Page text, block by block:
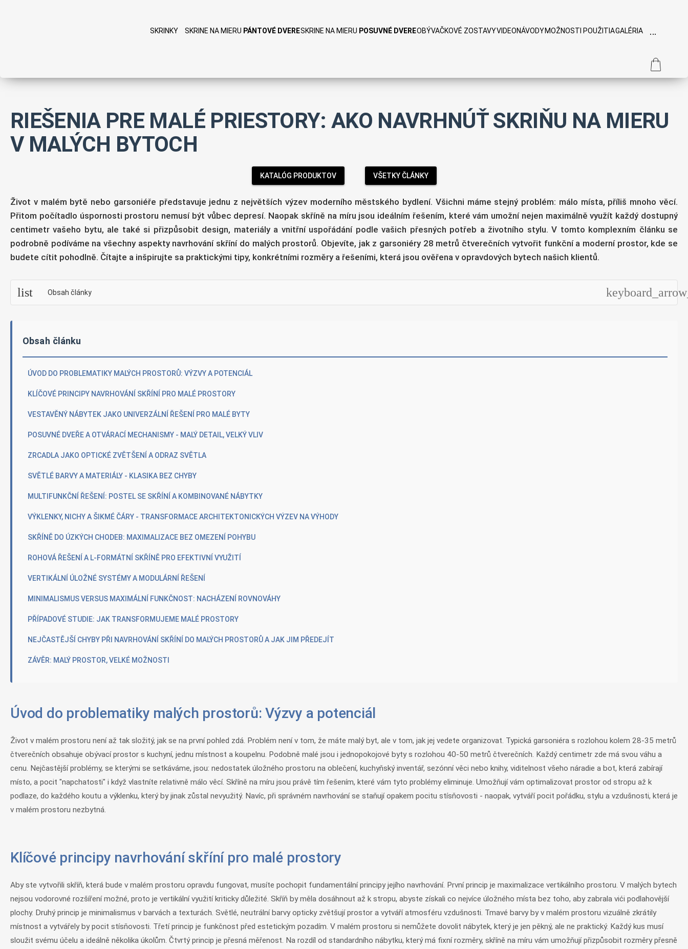
SKRINKY SKRINE NA MIERU PÁNTOVÉ DVERESKRINE NA MIERU POSUVNÉ DVEREOBÝVAČKOVÉ ZOSTAVYVIDEONÁVODYMOŽNOSTI POUŽITIAGALÉRIA …
RIEŠENIA PRE MALÉ PRIESTORY: AKO NAVRHNÚŤ SKRIŇU NA MIERU
V MALÝCH BYTOCH
KATALÓG PRODUKTOV VŠETKY ČLÁNKY
Život v malém bytě nebo garsoniéře představuje jednu z největších výzev moderního městského bydlení. Všichni máme stejný problém: málo místa, příliš mnoho věcí.
Přitom počítadlo úspornosti prostoru nemusí být vůbec depresí. Naopak skříně na míru jsou ideálním řešením, které vám umožní nejen maximálně využít každý dostupný
centimetr vašeho bytu, ale také si přizpůsobit design, materiály a vnitřní uspořádání podle vašich přesných potřeb a životního stylu. V tomto komplexním článku se
podrobně podíváme na všechny aspekty navrhování skříní do malých prostorů. Objevíte, jak z garsoniéry 28 metrů čtverečních vytvořit funkční a moderní prostor, kde se
budete cítit pohodlně. Čítajte a inšpirujte sa praktickými tipy, konkrétními rozměry a řešeními, která jsou ověřena v opravdových bytech našich klientů.
list Obsah články
Obsah článku
ÚVOD DO PROBLEMATIKY MALÝCH PROSTORŮ: VÝZVY A POTENCIÁL
KLÍČOVÉ PRINCIPY NAVRHOVÁNÍ SKŘÍNÍ PRO MALÉ PROSTORY
VESTAVĚNÝ NÁBYTEK JAKO UNIVERZÁLNÍ ŘEŠENÍ PRO MALÉ BYTY
POSUVNÉ DVEŘE A OTVÁRACÍ MECHANISMY - MALÝ DETAIL, VELKÝ VLIV
ZRCADLA JAKO OPTICKÉ ZVĚTŠENÍ A ODRAZ SVĚTLA
SVĚTLÉ BARVY A MATERIÁLY - KLASIKA BEZ CHYBY
MULTIFUNKČNÍ ŘEŠENÍ: POSTEL SE SKŘÍNÍ A KOMBINOVANÉ NÁBYTKY
VÝKLENKY, NICHY A ŠIKMÉ ČÁRY - TRANSFORMACE ARCHITEKTONICKÝCH VÝZEV NA VÝHODY
SKŘÍNĚ DO ÚZKÝCH CHODEB: MAXIMALIZACE BEZ OMEZENÍ POHYBU
ROHOVÁ ŘEŠENÍ A L-FORMÁTNÍ SKŘÍNĚ PRO EFEKTIVNÍ VYUŽITÍ
VERTIKÁLNÍ ÚLOŽNÉ SYSTÉMY A MODULÁRNÍ ŘEŠENÍ
MINIMALISMUS VERSUS MAXIMÁLNÍ FUNKČNOST: NACHÁZENÍ ROVNOVÁHY
PŘÍPADOVÉ STUDIE: JAK TRANSFORMUJEME MALÉ PROSTORY
NEJČASTĚJŠÍ CHYBY PŘI NAVRHOVÁNÍ SKŘÍNÍ DO MALÝCH PROSTORŮ A JAK JIM PŘEDEJÍT
ZÁVĚR: MALÝ PROSTOR, VELKÉ MOŽNOSTI
Úvod do problematiky malých prostorů: Výzvy a potenciál
Život v malém prostoru není až tak složitý, jak se na první pohled zdá. Problém není v tom, že máte malý byt, ale v tom, jak jej vedete organizovat. Typická garsoniéra s rozlohou kolem 28-35 metrů
čtverečních obsahuje obývací prostor s kuchyní, jednu místnost a koupelnu. Podobně malé jsou i jednopokojové byty s rozlohou 40-50 metrů čtverečních. Každý centimetr zde má svou váhu a
cenu. Nejčastější problémy, se kterými se setkáváme, jsou: nedostatek úložného prostoru na oblečení, kuchyňský inventář, sezónní věci nebo knihy, viditelnost všeho náradie a bot, která zabírají
místo, a pocit "napchatosti" i když vlastníte relativně málo věcí. Skříně na míru jsou právě tím řešením, které vám tyto problémy eliminuje. Umožňují vám optimalizovat prostor od stropu až k
podlaze, do každého koutu a výklenku, který by jinak zůstal nevyužitý. Navíc, při správném navrhování se staňují opakem pocitu stísňovosti - naopak, vytváří pocit pořádku, stylu a vzdušnosti, která je
v malém prostoru nezbytná.
Klíčové principy navrhování skříní pro malé prostory
Aby ste vytvořili skříň, která bude v malém prostoru opravdu fungovat, musíte pochopit fundamentální principy jejího navrhování. První princip je maximalizace vertikálního prostoru. V malých bytech
nejsou vodorovné rozšíření možné, proto je vertikální využití kriticky důležité. Skříň by měla dosáhnout až k stropu, abyste získali co nejvíce úložného místa bez toho, aby zabrala vići podlahovější
plochy. Druhý princip je minimalismus v barvách a texturách. Světlé, neutrální barvy opticky zvětšují prostor a vytváří atmosféru vzdušnosti. Tmavé barvy by v malém prostoru vizuálně zkrátily
místnost a vytvářely by pocit stísňovosti. Třetí princip je funkčnost před estetickým pozadím. V malém prostoru si nemůžete dovolit nábytek, který je jen pěkný, ale ne praktický. Každý kus musí
sloužit svému účelu a ideálně několika úkolům. Čtvrtý princip je přesná měřenost. Na rozdíl od standardního nábytku, který má fixní rozměry, skříně na míru vám umožňují přizpůsobit rozměry přesně